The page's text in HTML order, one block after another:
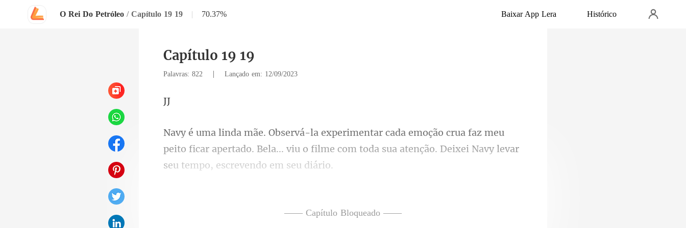
O Rei Do Petróleo / Capítulo 19 19 | 70.37% Baixar App Lera Histórico
Capítulo 19 19
Palavras: 822 | Lançado em: 12/09/2023
faz meu
peito ficar apertado. Bela... viu o filme com toda sua
—— Capítulo Bloqueado ——